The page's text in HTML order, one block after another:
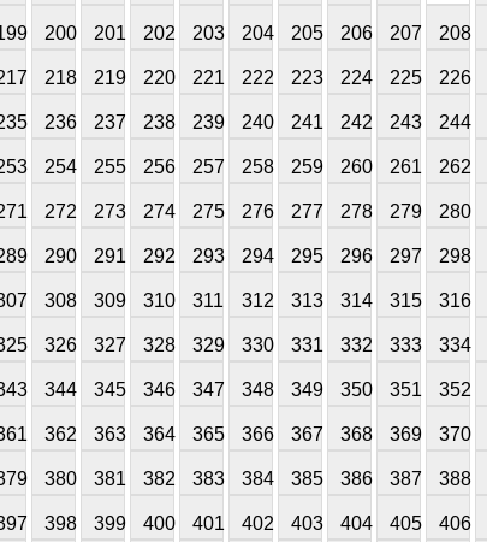
200 201 202 203 204 205 206 207 208
218 219 220 221 222 223 224 225 226
236 237 238 239 240 241 242 243 244
254 255 256 257 258 259 260 261 262
272 273 274 275 276 277 278 279 280
290 291 292 293 294 295 296 297 298
308 309 310 311 312 313 314 315 316
326 327 328 329 330 331 332 333 334
344 345 346 347 348 349 350 351 352
362 363 364 365 366 367 368 369 370
380 381 382 383 384 385 386 387 388
398 399 400 401 402 403 404 405 406